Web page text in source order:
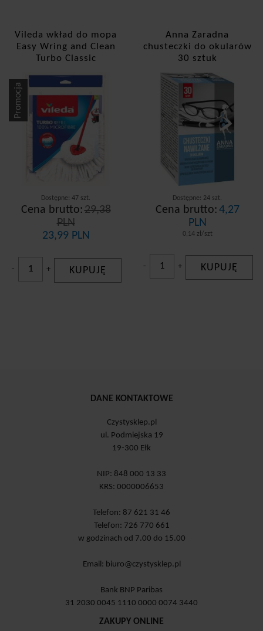
Vileda wkład do mopa
Easy Wring and Clean
Turbo Classic
Dostępne: 47 szt.
Cena brutto: 29,38
PLN
23,99 PLN
Promocja
- + KUPUJĘ
Anna Zaradna
chusteczki do okularów
30 sztuk
Dostępne: 24 szt.
Cena brutto: 4,27
PLN
0,14 zł/szt
- + KUPUJĘ
DANE KONTAKTOWE
Czystysklep.pl
ul. Podmiejska 19
19-300 Ełk
NIP: 848 000 13 33
KRS: 0000006653
Telefon: 87 621 31 46
Telefon: 726 770 661
w godzinach od 7.00 do 15.00
Email: biuro@czystysklep.pl
Bank BNP Paribas
31 2030 0045 1110 0000 0074 3440
ZAKUPY ONLINE